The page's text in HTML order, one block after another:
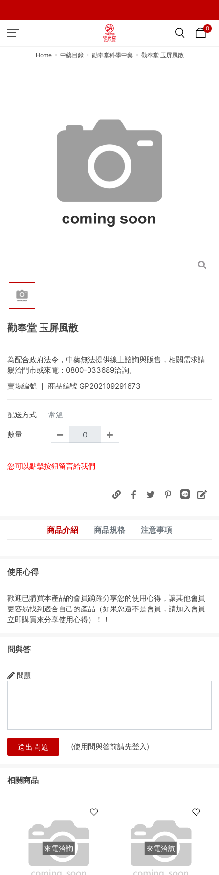
0
Home 中藥目錄 勸奉堂科學中藥 勸奉堂 玉屏風散
勸奉堂 玉屏風散
為配合政府法令，中藥無法提供線上諮詢與販售，相關需求請
親洽門市或來電：0800-033689洽詢。
賣場編號 ｜ 商品編號 GP202109291673
配送方式 常溫
數量
您可以點擊按鈕留言給我們
商品介紹 商品規格 注意事項
使用心得
歡迎已購買本產品的會員踴躍分享您的使用心得，讓其他會員
更容易找到適合自己的產品（如果您還不是會員，請加入會員
立即購買來分享使用心得）！！
問與答
問題
送出問題 (使用問與答前請先登入)
相關商品
來電洽詢 來電洽詢